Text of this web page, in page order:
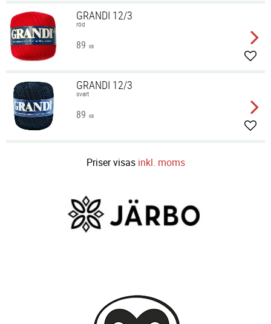
GRANDI 12/3
röd
89 KR
GRANDI 12/3
svart
89 KR
Priser visas inkl. moms